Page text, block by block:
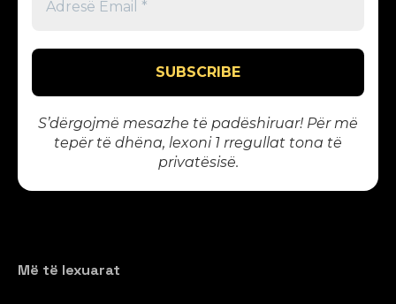
S’dërgojmë mesazhe të padëshiruar! Për më
tepër të dhëna, lexoni 1 rregullat tona të
privatësisë.
Më të lexuarat